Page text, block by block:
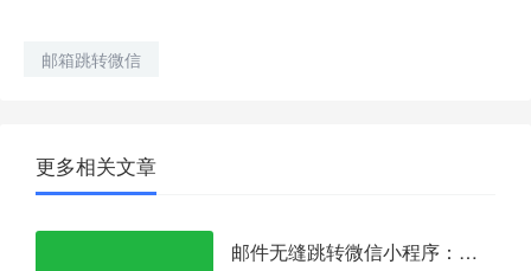
邮箱跳转微信
更多相关文章
邮件无缝跳转微信小程序：提升企业沟通与业务转化新方式